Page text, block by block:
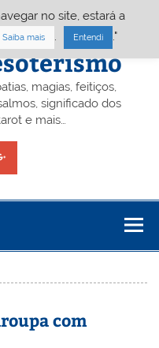
Portal
magias, feitiços,
significado dos
e mais…
com
no site, estará a
Saiba mais Entendi ."